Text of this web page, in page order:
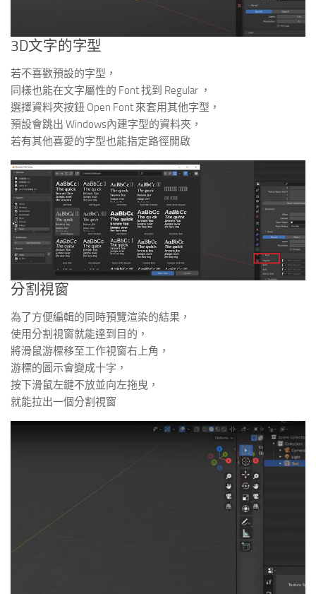
3D文字的字型
若不喜歡預設的字型，
同樣也能在文字屬性的 Font 找到 Regular ，
選擇資料夾按鈕 Open Font 來套用其他字型，
預設會跳出 Windows內建字型的資料夾，
若有其他喜愛的字型也能指定路徑開啟
分割視窗
為了方便編輯的同時預覽渲染的結果，
使用分割視窗就能達到目的，
將滑鼠游標移至工作視窗右上角，
游標的圖示會變成十字，
按下滑鼠左鍵不放並向左拖曳，
就能拉出一個分割視窗